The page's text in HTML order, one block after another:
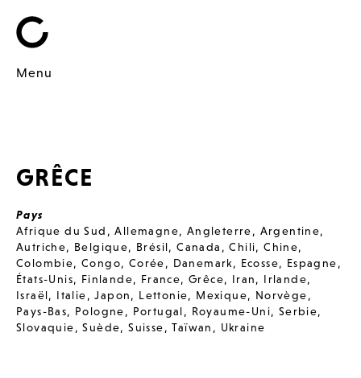
Menu
GRÊCE
Pays
Afrique du Sud ,Allemagne, Angleterre, Argentine,
Autriche, Belgique, Brésil,Canada ,Chili,Chine,
Colombie,Congo, Corée, Danemark, Ecosse, Espagne,
États-Unis, Finlande, France,Grêce, Iran, Irlande,
Israël, Italie,Japon, Lettonie, Mexique, Norvège,
Pays-Bas, Pologne, Portugal, Royaume-Uni, Serbie,
Slovaquie,Suède,Suisse,Taïwan , Ukraine